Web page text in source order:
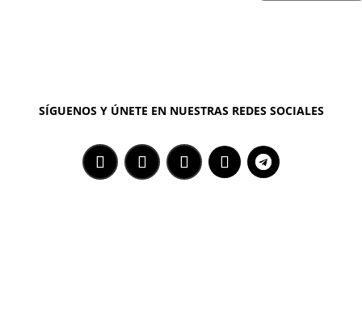
SÍGUENOS Y ÚNETE EN NUESTRAS REDES SOCIALES